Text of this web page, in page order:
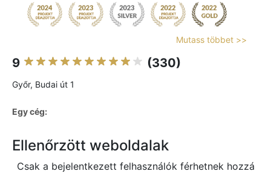
Mutass többet >>
9 (330)
Győr, Budai út 1
Egy cég:
Ellenőrzött weboldalak
Csak a bejelentkezett felhasználók férhetnek hozzá